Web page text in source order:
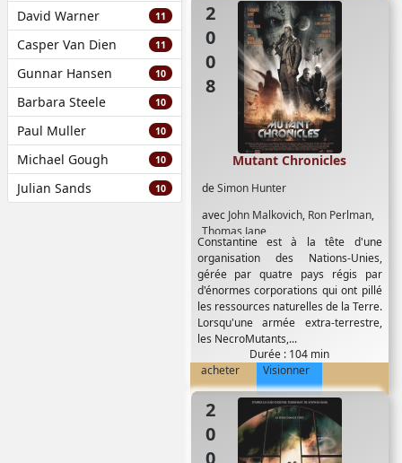
David Warner 11
Casper Van Dien 11
Gunnar Hansen 10
Barbara Steele 10
Paul Muller 10
Michael Gough 10
Julian Sands 10
2008
deSimon Hunter
avec John Malkovich, Ron Perlman,
Thomas Jane
Mutant Chronicles
Constantine est à la tête d'une
organisation des Nations-Unies,
gérée par quatre pays régis par
d'énormes corporations qui ont pillé
les ressources naturelles de la Terre.
Lorsqu'une armée extra-terrestre,
les NecroMutants,...
Durée : 104 min
acheter
Visionner